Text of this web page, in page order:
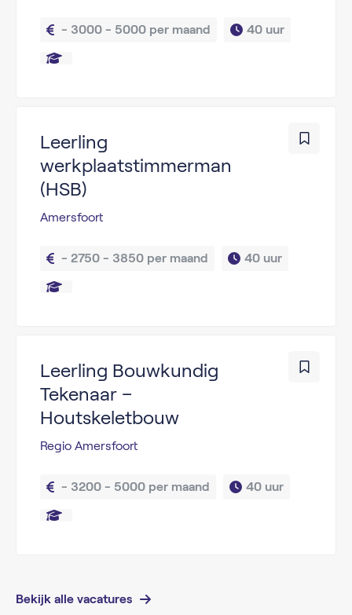
- 3000 - 5000 per maand 40 uur
Leerling
werkplaatstimmerman
(HSB)
Amersfoort
- 2750 - 3850 per maand 40 uur
Leerling Bouwkundig
Tekenaar –
Houtskeletbouw
Regio Amersfoort
- 3200 - 5000 per maand 40 uur
Bekijk alle vacatures